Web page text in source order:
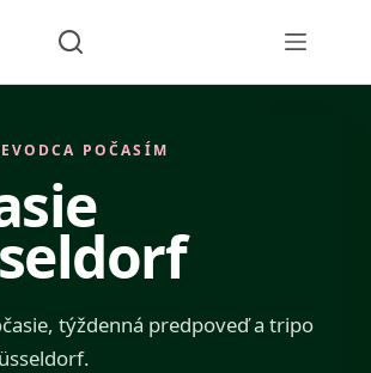
POČASÍM
týždenná predpoveď a tripo